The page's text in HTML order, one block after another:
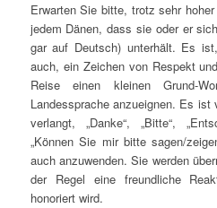
Erwarten Sie bitte, trotz sehr
jedem Dänen, dass sie oder er
gar auf Deutsch) unterhält. Es
auch, ein Zeichen von Respekt
Reise einen kleinen Grund-
Landessprache anzueignen. Es
verlangt, „Danke“, „Bitte“,
„Können Sie mir bitte sagen/
auch anzuwenden. Sie werden
der Regel eine freundliche
honoriert wird.